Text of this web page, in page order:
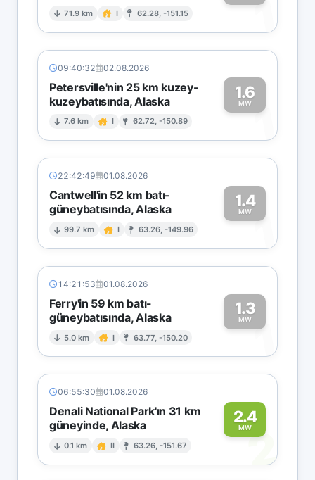
71.9 km I 62.28, -151.15 1
09:40:32 02.08.2026
Petersville'nin 25 km kuzey-
kuzeybatısında, Alaska
7.6 km I 62.72, -150.89
1.6
MW1
22:42:49 01.08.2026
Cantwell'in 52 km batı-
güneybatısında, Alaska
99.7 km I 63.26, -149.96
1.4
MW1
14:21:53 01.08.2026
Ferry'in 59 km batı-
güneybatısında, Alaska
5.0 km I 63.77, -150.20
1.3
MW1
06:55:30 01.08.2026
Denali National Park'ın 31 km
güneyinde, Alaska
0.1 km II 63.26, -151.67
2.4
MW2